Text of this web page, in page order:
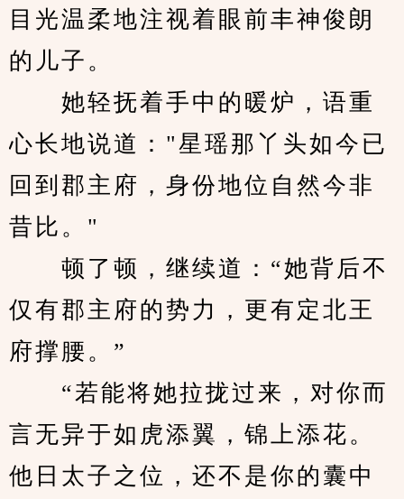
目光温柔地注视着眼前丰神俊朗
的儿子。
她轻抚着手中的暖炉，语重
心长地说道："星瑶那丫头如今已
回到郡主府，身份地位自然今非
昔比。"
顿了顿，继续道：“她背后不
仅有郡主府的势力，更有定北王
府撑腰。”
“若能将她拉拢过来，对你而
言无异于如虎添翼，锦上添花。
他日太子之位，还不是你的囊中